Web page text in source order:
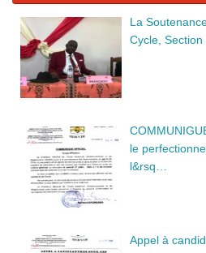
La
Cycle,
le
l&rsq…
Appel à